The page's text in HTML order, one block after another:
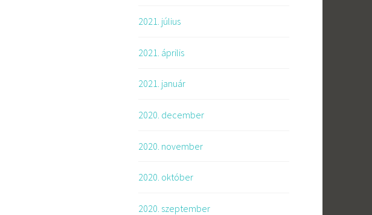
2021. július
2021. április
2021. január
2020. december
2020. november
2020. október
2020. szeptember